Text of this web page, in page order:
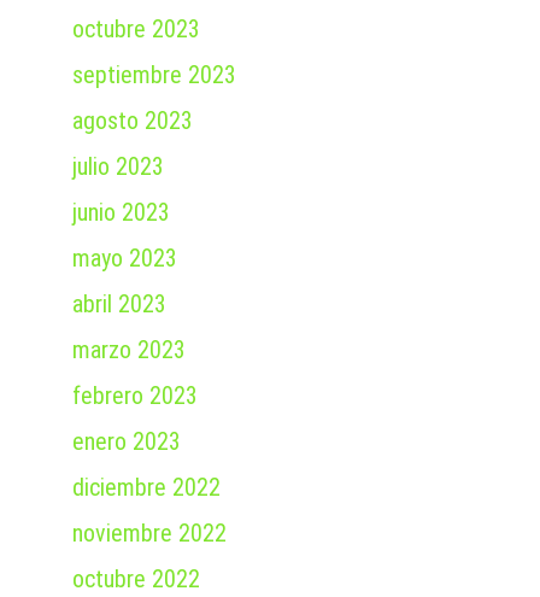
octubre 2023
septiembre 2023
agosto 2023
julio 2023
junio 2023
mayo 2023
abril 2023
marzo 2023
febrero 2023
enero 2023
diciembre 2022
noviembre 2022
octubre 2022